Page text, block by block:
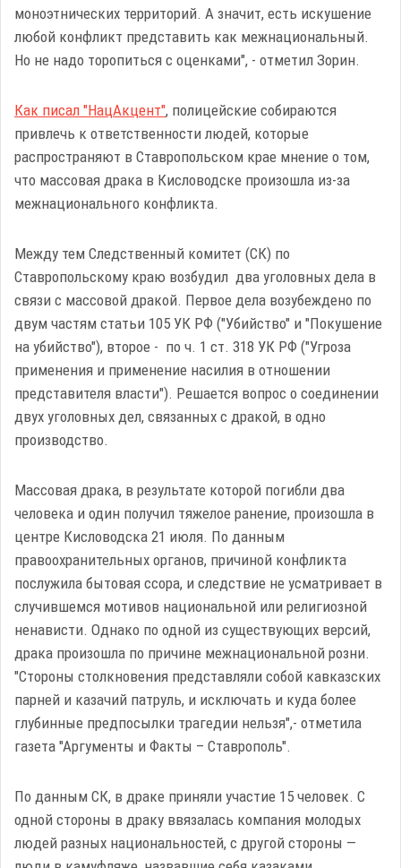
моноэтнических территорий. А значит, есть искушение
любой конфликт представить как межнациональный.
Но не надо торопиться с оценками", - отметил Зорин.
Как писал "НацАкцент", полицейские собираются
привлечь к ответственности людей, которые
распространяют в Ставропольском крае мнение о том,
что массовая драка в Кисловодске произошла из-за
межнационального конфликта.
Между тем Следственный комитет (СК) по
Ставропольскому краю возбудил два уголовных дела в
связи с массовой дракой. Первое дела возубеждено по
двум частям статьи 105 УК РФ ("Убийство" и "Покушение
на убийство"), второе - по ч. 1 ст. 318 УК РФ ("Угроза
применения и применение насилия в отношении
представителя власти"). Решается вопрос о соединении
двух уголовных дел, связанных с дракой, в одно
производство.
Массовая драка, в результате которой погибли два
человека и один получил тяжелое ранение, произошла в
центре Кисловодска 21 июля. По данным
правоохранительных органов, причиной конфликта
послужила бытовая ссора, и следствие не усматривает в
случившемся мотивов национальной или религиозной
ненависти. Однако по одной из существующих версий,
драка произошла по причине межнациональной розни.
"Стороны столкновения представляли собой кавказских
парней и казачий патруль, и исключать и куда более
глубинные предпосылки трагедии нельзя",- отметила
газета "Аргументы и Факты – Ставрополь".
По данным СК, в драке приняли участие 15 человек. С
одной стороны в драку ввязалась компания молодых
людей разных национальностей, с другой стороны —